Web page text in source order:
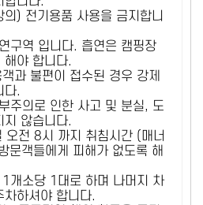
) 전기용품 사용을 금지합니
구역 입니다. 흡연은 캠핑장
해야 합니다.
과 불편이 접수된 경우 강제
다.
주의로 인한 사고 및 분실, 도
지 않습니다.
전 8시 까지 취침시간 (매너
문객들에게 피해가 없도록 해
개소당 1대로 하며 나머지 차
하셔야 합니다.